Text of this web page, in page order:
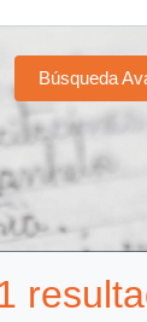
Búsqueda